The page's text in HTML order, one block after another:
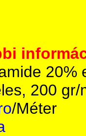
20%
200 gr/
/Méter